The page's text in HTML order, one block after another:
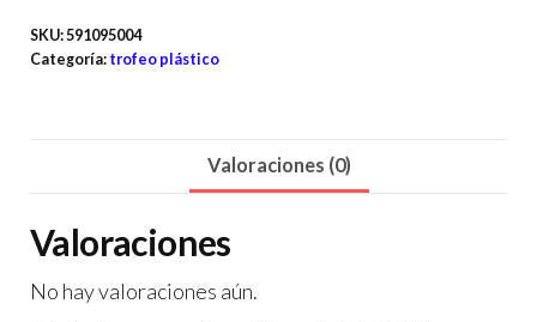
SKU:591095004
Categoría: trofeo plástico
Valoraciones (0)
Valoraciones
No hay valoraciones aún.